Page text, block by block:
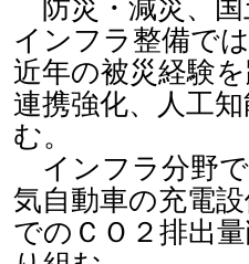
防災・減災、国
インフラ整備で
近年の被災経験
連携強化、人工
む。
インフラ分野で
気自動車の充電
でのＣＯ２排出